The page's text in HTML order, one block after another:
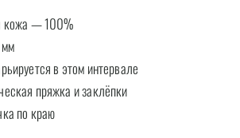
кожа — 100%
в этом интервале
пряжка и заклёпки
по краю